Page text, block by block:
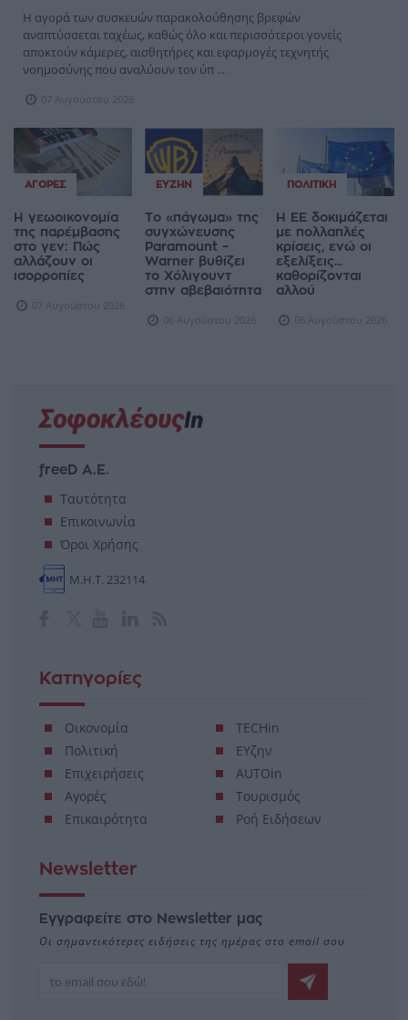
Η αγορά των συσκευών παρακολούθησης βρεφών
αναπτύσσεται ταχέως, καθώς όλο και περισσότεροι γονείς
αποκτούν κάμερες, αισθητήρες και εφαρμογές τεχνητής
νοημοσύνης που αναλύουν τον ύπ ...
07 Αυγούστου 2026
ΑΓΟΡΈΣ
Η γεωοικονομία
της παρέμβασης
στο γεν: Πώς
αλλάζουν οι
ισορροπίες
07 Αυγούστου 2026
ΕΥΖΗΝ
Το «πάγωμα» της
συγχώνευσης
Paramount –
Warner βυθίζει
το Χόλιγουντ
στην αβεβαιότητα
06 Αυγούστου 2026
ΠΟΛΙΤΙΚΉ
Η ΕΕ δοκιμάζεται
με πολλαπλές
κρίσεις, ενώ οι
εξελίξεις...
καθορίζονται
αλλού
06 Αυγούστου 2026
freeD Α.Ε.
Ταυτότητα
Επικοινωνία
Όροι Χρήσης
Μ.Η.Τ. 232114
Κατηγορίες
Οικονομία
Πολιτική
Επιχειρήσεις
Αγορές
Επικαιρότητα
TECHin
ΕΥζην
AUTOin
Τουρισμός
Ροή Ειδήσεων
Newsletter
Εγγραφείτε στο Newsletter μας
Οι σημαντικότερες ειδήσεις της ημέρας στο email σου